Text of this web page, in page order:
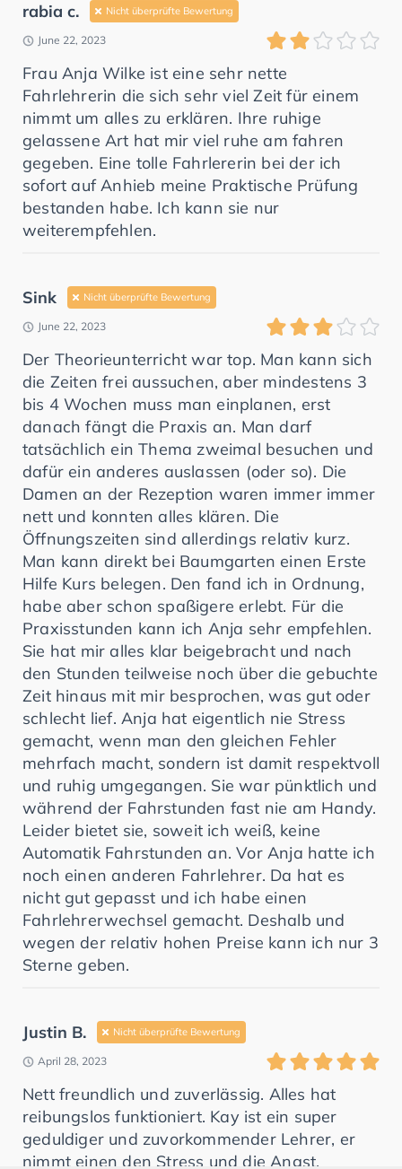
rabia c. Nicht überprüfte Bewertung
June 22, 2023
Frau Anja Wilke ist eine sehr nette
Fahrlehrerin die sich sehr viel Zeit für einem
nimmt um alles zu erklären. Ihre ruhige
gelassene Art hat mir viel ruhe am fahren
gegeben. Eine tolle Fahrlererin bei der ich
sofort auf Anhieb meine Praktische Prüfung
bestanden habe. Ich kann sie nur
weiterempfehlen.
Sink Nicht überprüfte Bewertung
June 22, 2023
Der Theorieunterricht war top. Man kann sich
die Zeiten frei aussuchen, aber mindestens 3
bis 4 Wochen muss man einplanen, erst
danach fängt die Praxis an. Man darf
tatsächlich ein Thema zweimal besuchen und
dafür ein anderes auslassen (oder so). Die
Damen an der Rezeption waren immer immer
nett und konnten alles klären. Die
Öffnungszeiten sind allerdings relativ kurz.
Man kann direkt bei Baumgarten einen Erste
Hilfe Kurs belegen. Den fand ich in Ordnung,
habe aber schon spaßigere erlebt. Für die
Praxisstunden kann ich Anja sehr empfehlen.
Sie hat mir alles klar beigebracht und nach
den Stunden teilweise noch über die gebuchte
Zeit hinaus mit mir besprochen, was gut oder
schlecht lief. Anja hat eigentlich nie Stress
gemacht, wenn man den gleichen Fehler
mehrfach macht, sondern ist damit respektvoll
und ruhig umgegangen. Sie war pünktlich und
während der Fahrstunden fast nie am Handy.
Leider bietet sie, soweit ich weiß, keine
Automatik Fahrstunden an. Vor Anja hatte ich
noch einen anderen Fahrlehrer. Da hat es
nicht gut gepasst und ich habe einen
Fahrlehrerwechsel gemacht. Deshalb und
wegen der relativ hohen Preise kann ich nur 3
Sterne geben.
Justin B. Nicht überprüfte Bewertung
April 28, 2023
Nett freundlich und zuverlässig. Alles hat
reibungslos funktioniert. Kay ist ein super
geduldiger und zuvorkommender Lehrer, er
nimmt einen den Stress und die Angst.